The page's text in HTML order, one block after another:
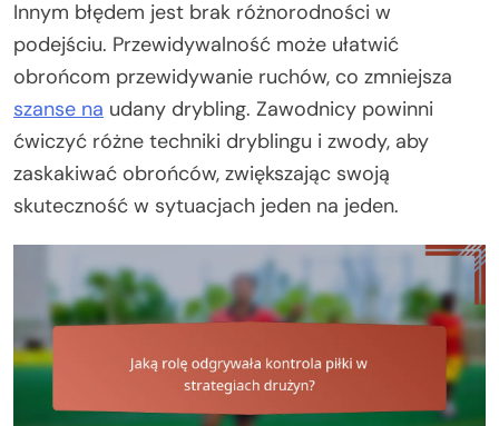
Innym błędem jest brak różnorodności w
podejściu. Przewidywalność może ułatwić
obrońcom przewidywanie ruchów, co zmniejsza
szanse na udany drybling. Zawodnicy powinni
ćwiczyć różne techniki dryblingu i zwody, aby
zaskakiwać obrońców, zwiększając swoją
skuteczność w sytuacjach jeden na jeden.